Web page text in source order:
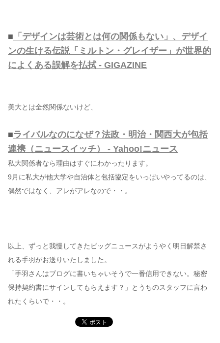
■ 「デザインは芸術とは何の関係もない」、デザイ
ンの生ける伝説「ミルトン・グレイザー」が世界的
によくある誤解を払拭 - GIGAZINE
美大とは全然関係ないけど、
■ライバルなのになぜ？法政・明治・関西大が包括
連携（ニュースイッチ） - Yahoo!ニュース
私大関係者なら理由はすぐにわかったります。
9月に私大が他大学や自治体と包括協定をいっぱいやってるのは、
偶然ではなく、アレがアレなので・・。
以上、ずっと我慢してきたビッグニュースがようやく明日解禁さ
れる手羽がお送りいたしました。
「手羽さんはブログに書いちゃいそうで一番信用できない。秘密
保持契約書にサインしてもらえます？」とうちのスタッフに言わ
れたくらいで・・。